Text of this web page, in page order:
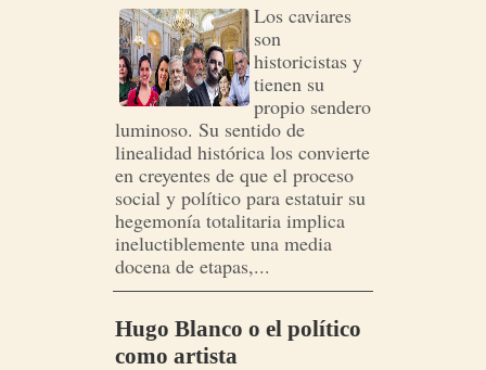
Los caviares
son
historicistas y
tienen su
propio sendero
luminoso. Su sentido de
linealidad histórica los convierte
en creyentes de que el proceso
social y político para estatuir su
hegemonía totalitaria implica
ineluctiblemente una media
docena de etapas,...
Hugo Blanco o el político
como artista